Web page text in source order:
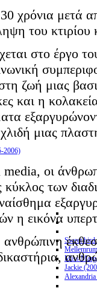
2006)
Sweet
Miss
Jackie
χρόνια μετά
του κτιρίου
στο έργο
ζωή μιας
και η
μιας
οι
κύκλος των
εικόνα